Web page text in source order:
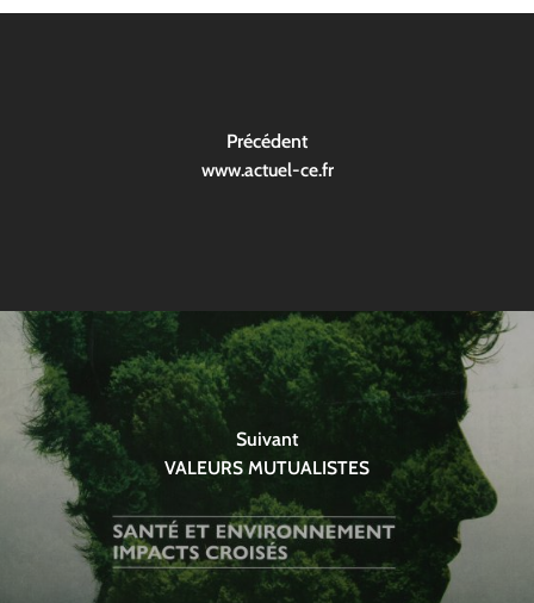
Précédent
www.actuel-ce.fr
Suivant
VALEURS MUTUALISTES